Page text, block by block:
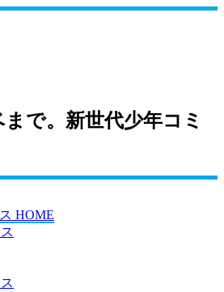
で。新世代少年コミ
HOME